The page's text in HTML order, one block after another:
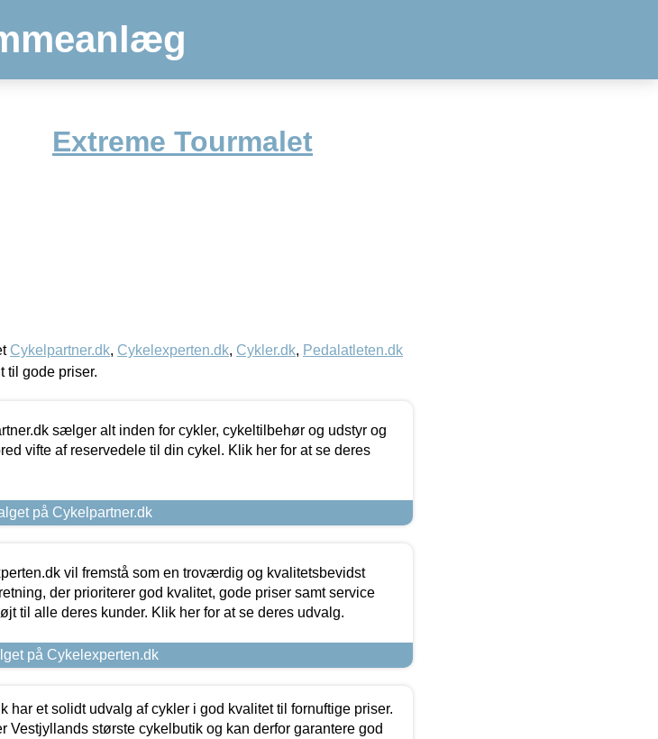
Extreme Tourmalet
Cykelpartner.dk, Cykelexperten.dk, Cykler.dk, Pedalatleten.dk
til gode priser.
sælger alt inden for cykler, cykeltilbehør og udstyr og
vifte af reservedele til din cykel. Klik her for at se deres
på Cykelpartner.dk
vil fremstå som en troværdig og kvalitetsbevidst
der prioriterer god kvalitet, gode priser samt service
til alle deres kunder. Klik her for at se deres udvalg.
på Cykelexperten.dk
har et solidt udvalg af cykler i god kvalitet til fornuftige priser.
Vestjyllands største cykelbutik og kan derfor garantere god